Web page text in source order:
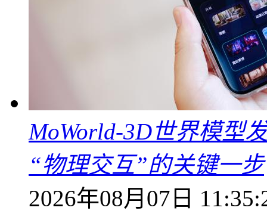
MoWorld-3D世界模型
“物理交互”的关键一步
2026年08月07日